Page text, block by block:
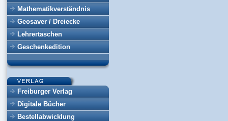
Mathematikverständnis
Geosaver / Dreiecke
Lehrertaschen
Geschenkedition
Freiburger Verlag
Digitale Bücher
Bestellabwicklung